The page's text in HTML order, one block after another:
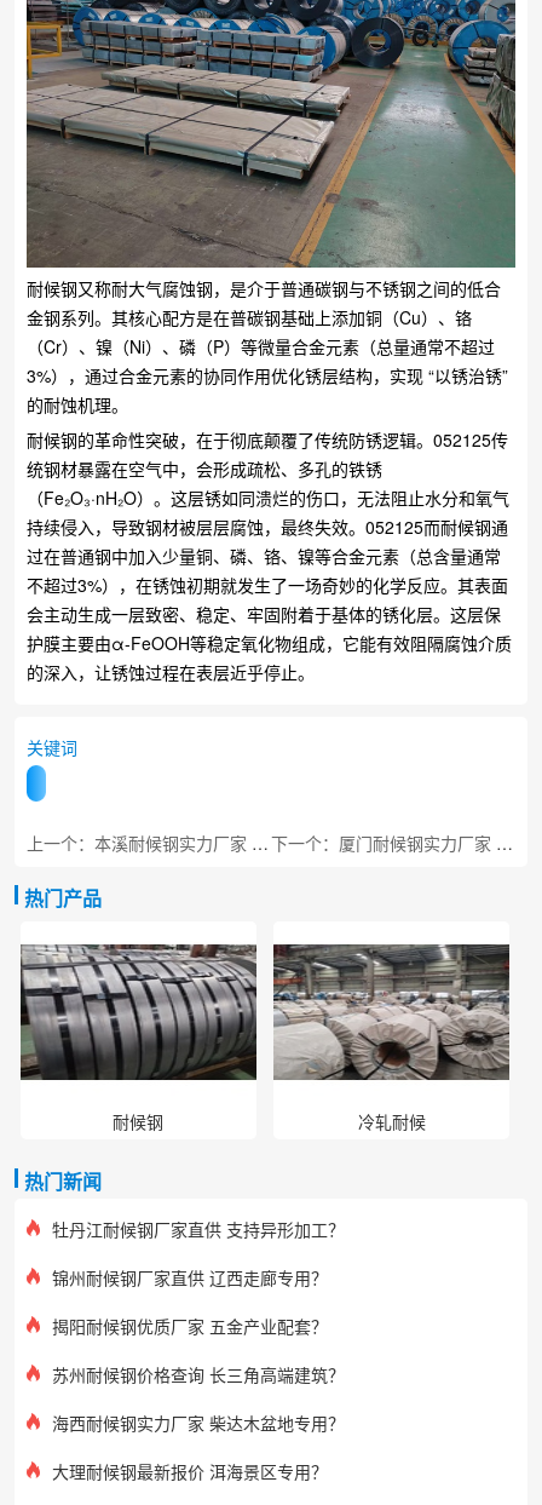
耐候钢又称耐大气腐蚀钢，是介于普通碳钢与不锈钢之间的低合
金钢系列。其核心配方是在普碳钢基础上添加铜（Cu）、铬
（Cr）、镍（Ni）、磷（P）等微量合金元素（总量通常不超过
3%），通过合金元素的协同作用优化锈层结构，实现 “以锈治锈”
的耐蚀机理。​
耐候钢的革命性突破，在于彻底颠覆了传统防锈逻辑。052125传
统钢材暴露在空气中，会形成疏松、多孔的铁锈
（Fe₂O₃·nH₂O）。这层锈如同溃烂的伤口，无法阻止水分和氧气
持续侵入，导致钢材被层层腐蚀，最终失效。052125而耐候钢通
过在普通钢中加入少量铜、磷、铬、镍等合金元素（总含量通常
不超过3%），在锈蚀初期就发生了一场奇妙的化学反应。其表面
会主动生成一层致密、稳定、牢固附着于基体的锈化层。这层保
护膜主要由α-FeOOH等稳定氧化物组成，它能有效阻隔腐蚀介质
的深入，让锈蚀过程在表层近乎停止。
关键词
上一个：本溪耐候钢实力厂家 工程专用板材 下一个：厦门耐候钢实力厂家 口景观专用
热门产品
耐候钢 冷轧耐候
热门新闻
牡丹江耐候钢厂家直供 支持异形加工？
锦州耐候钢厂家直供 辽西走廊专用？
揭阳耐候钢优质厂家 五金产业配套？
苏州耐候钢价格查询 长三角高端建筑？
海西耐候钢实力厂家 柴达木盆地专用？
大理耐候钢最新报价 洱海景区专用？